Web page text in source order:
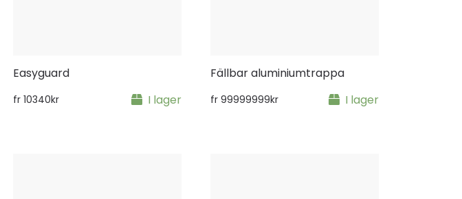
Easyguard
I lager
fr 10340kr
Fällbar aluminiumtrappa
I lager
fr 99999999kr